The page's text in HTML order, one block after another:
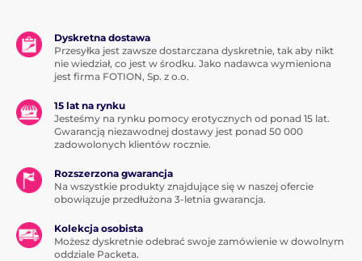
Dyskretna dostawa
Przesyłka jest zawsze dostarczana dyskretnie, tak aby nikt
nie wiedział, co jest w środku. Jako nadawca wymieniona
jest firma FOTION, Sp. z o.o.
15 lat na rynku
Jesteśmy na rynku pomocy erotycznych od ponad 15 lat.
Gwarancją niezawodnej dostawy jest ponad 50 000
zadowolonych klientów rocznie.
Rozszerzona gwarancja
Na wszystkie produkty znajdujące się w naszej ofercie
obowiązuje przedłużona 3-letnia gwarancja.
Kolekcja osobista
Możesz dyskretnie odebrać swoje zamówienie w dowolnym
oddziale Packeta.